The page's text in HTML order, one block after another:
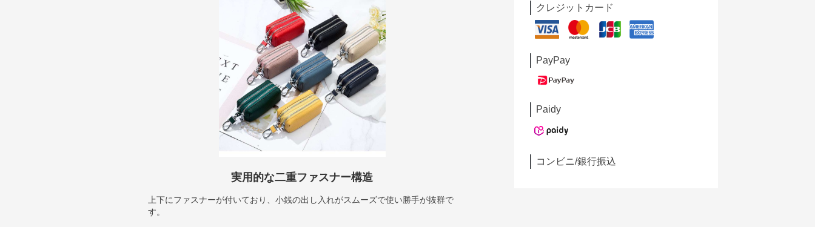
実用的な二重ファスナー構造
上下にファスナーが付いており、小銭の出し入れがスムーズで使い勝手が抜群で
す。
クレジットカード
PayPay
Paidy
コンビニ/銀行振込